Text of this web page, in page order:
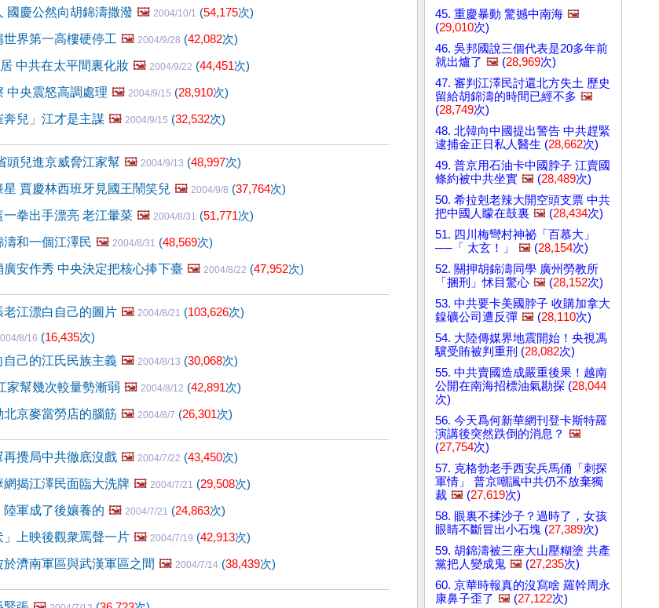
國慶公然向胡錦濤撒潑 🖼️ 2004/10/1 (54,175次)
世界第一高樓硬停工 🖼️ 2004/9/28 (42,082次)
中共在太平間裏化妝 🖼️ 2004/9/22 (44,451次)
中央震怒高調處理 🖼️ 2004/9/15 (28,910次)
兒」江才是主謀 🖼️ 2004/9/15 (32,532次)
頭兒進京威脅江家幫 🖼️ 2004/9/13 (48,997次)
賈慶林西班牙見國王鬧笑兒 🖼️ 2004/9/8 (37,764次)
拳出手漂亮 老江暈菜 🖼️ 2004/8/31 (51,771次)
和一個江澤民 🖼️ 2004/8/31 (48,569次)
安作秀 中央決定把核心捧下臺 🖼️ 2004/8/22 (47,952次)
江漂白自己的圖片 🖼️ 2004/8/21 (103,626次)
8/16 (16,435次)
己的江氏民族主義 🖼️ 2004/8/13 (30,068次)
家幫幾次較量勢漸弱 🖼️ 2004/8/12 (42,891次)
京麥當勞店的腦筋 🖼️ 2004/8/7 (26,301次)
攪局中共徹底沒戲 🖼️ 2004/7/22 (43,450次)
揭江澤民面臨大洗牌 🖼️ 2004/7/21 (29,508次)
軍成了後孃養的 🖼️ 2004/7/21 (24,863次)
上映後觀衆罵聲一片 🖼️ 2004/7/19 (42,913次)
濟南軍區與武漢軍區之間 🖼️ 2004/7/14 (38,439次)
45. 重慶暴動 驚撼中南海 🖼️
(29,010次)
46. 吳邦國說三個代表是20多年前
就出爐了 🖼️ (28,969次)
47. 審判江澤民討還北方失土 歷史
留給胡錦濤的時間已經不多 🖼️
(28,749次)
48. 北韓向中國提出警告 中共趕緊
逮捕金正日私人醫生 (28,662次)
49. 普京用石油卡中國脖子 江賣國
條約被中共坐實 🖼️ (28,489次)
50. 希拉剋老辣大開空頭支票 中共
把中國人矇在鼓裏 🖼️ (28,434次)
51. 四川梅彎村神祕「百慕大」
──「 太玄！」
🖼️ (28,154次)
52. 關押胡錦濤同學 廣州勞教所
「捆刑」怵目驚心 🖼️ (28,152次)
53. 中共要卡美國脖子 收購加拿大
鎳礦公司遭反彈 🖼️ (28,110次)
54. 大陸傳媒界地震開始！央視馮
驥受賄被判重刑 (28,082次)
55. 中共賣國造成嚴重後果！越南
公開在南海招標油氣勘探 (28,044
次)
56. 今天爲何新華網刊登卡斯特羅
演講後突然跌倒的消息？ 🖼️
(27,754次)
57. 克格勃老手西安兵馬俑「刺探
軍情」 普京嘲諷中共仍不放棄獨
裁 🖼️ (27,619次)
58. 眼裏不揉沙子？過時了，女孩
眼睛不斷冒出小石塊 (27,389次)
59. 胡錦濤被三座大山壓糊塗 共產
黨把人變成鬼 🖼️ (27,235次)
60. 京華時報真的沒寫啥 羅幹周永
康鼻子歪了 🖼️ (27,122次)